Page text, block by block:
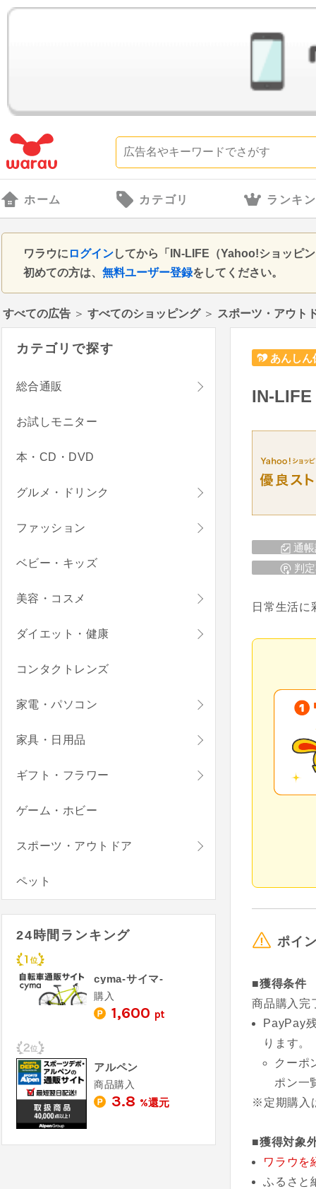
ホーム カテゴリ ランキ
ワラウに ログインしてから「IN-LIFE（Yahoo!ショッピ
初めての方は、 無料ユーザー登録をしてください。
すべての広告 ＞ すべてのショッピング＞ スポーツ・アウト
あんしん
IN-
通
判
日常生活
ポイ
■獲得条件
商品購入完
PayPay
ります。
クーポ
ポン一
※定期購入
■獲得対象
ワラウを
ふるさと
カテゴリで探す
総合通販
お試しモニター
本・CD・DVD
グルメ・ドリンク
ファッション
ベビー・キッズ
美容・コスメ
ダイエット・健康
コンタクトレンズ
家電・パソコン
家具・日用品
ギフト・フラワー
ゲーム・ホビー
スポーツ・アウトドア
ペット
24時間ランキング
cyma-サイマ-
購入
1,600 pt
アルペン
商品購入
3.8 %還元